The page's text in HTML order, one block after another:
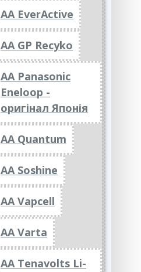
AA EverActive
AA GP Recyko
AA Panasonic
Eneloop -
оригінал Японія
AA Quantum
AA Soshine
AA Vapcell
AA Varta
AA Tenavolts Li-